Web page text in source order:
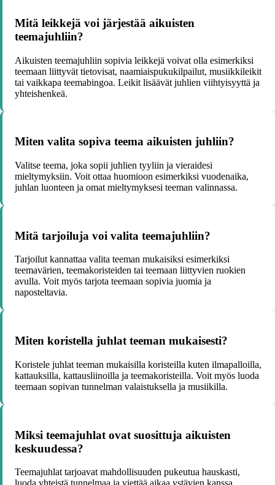
Mitä leikkejä voi järjestää aikuisten
teemajuhliin?
Aikuisten teemajuhliin sopivia leikkejä voivat olla esimerkiksi
teemaan liittyvät tietovisat, naamiaispukukilpailut, musiikkileikit
tai vaikkapa teemabingoa. Leikit lisäävät juhlien viihtyisyyttä ja
yhteishenkeä.
Miten valita sopiva teema aikuisten juhliin?
Valitse teema, joka sopii juhlien tyyliin ja vieraidesi
mieltymyksiin. Voit ottaa huomioon esimerkiksi vuodenaika,
juhlan luonteen ja omat mieltymyksesi teeman valinnassa.
Mitä tarjoiluja voi valita teemajuhliin?
Tarjoilut kannattaa valita teeman mukaisiksi esimerkiksi
teemavärien, teemakoristeiden tai teemaan liittyvien ruokien
avulla. Voit myös tarjota teemaan sopivia juomia ja
naposteltavia.
Miten koristella juhlat teeman mukaisesti?
Koristele juhlat teeman mukaisilla koristeilla kuten ilmapalloilla,
kattauksilla, kattausliinoilla ja teemakoristeilla. Voit myös luoda
teemaan sopivan tunnelman valaistuksella ja musiikilla.
Miksi teemajuhlat ovat suosittuja aikuisten
keskuudessa?
Teemajuhlat tarjoavat mahdollisuuden pukeutua hauskasti,